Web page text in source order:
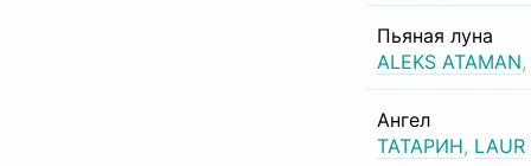
Пьяная луна
ALEKS ATAMAN,
Ангел
ТАТАРИН, LAUR